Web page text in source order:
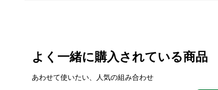
よく一緒に購入されている商品
あわせて使いたい、人気の組み合わせ